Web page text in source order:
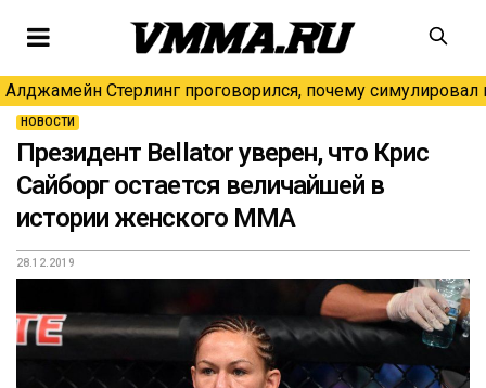
Алджамейн Стерлинг проговорился, почему симулировал
НОВОСТИ
Президент Bellator уверен, что Крис
Сайборг остается величайшей в
истории женского ММА
28.12.2019